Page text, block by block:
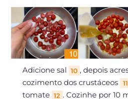
Adicione sal 10 , depois
cozimento dos crustáceos
11
tomate 12 . Cozinhe por 10